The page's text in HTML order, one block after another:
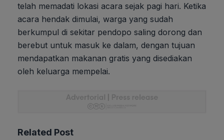
telah memadati lokasi acara sejak pagi hari. Ketika
acara hendak dimulai, warga yang sudah
berkumpul di sekitar pendopo saling dorong dan
berebut untuk masuk ke dalam, dengan tujuan
mendapatkan makanan gratis yang disediakan
oleh keluarga mempelai.
Related Post